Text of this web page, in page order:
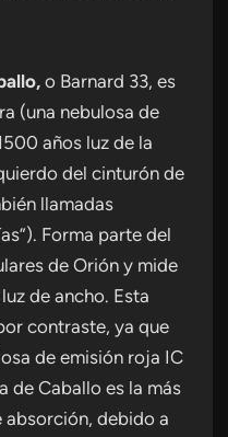
o Barnard 33, es
(una nebulosa de
años luz de la
del cinturón de
llamadas
Forma parte del
de Orión y mide
de ancho. Esta
contraste, ya que
de emisión roja IC
de Caballo es la más
absorción, debido a